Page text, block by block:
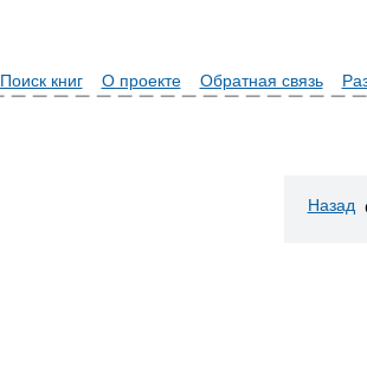
Поиск книг О проекте Обратная связь
Назад